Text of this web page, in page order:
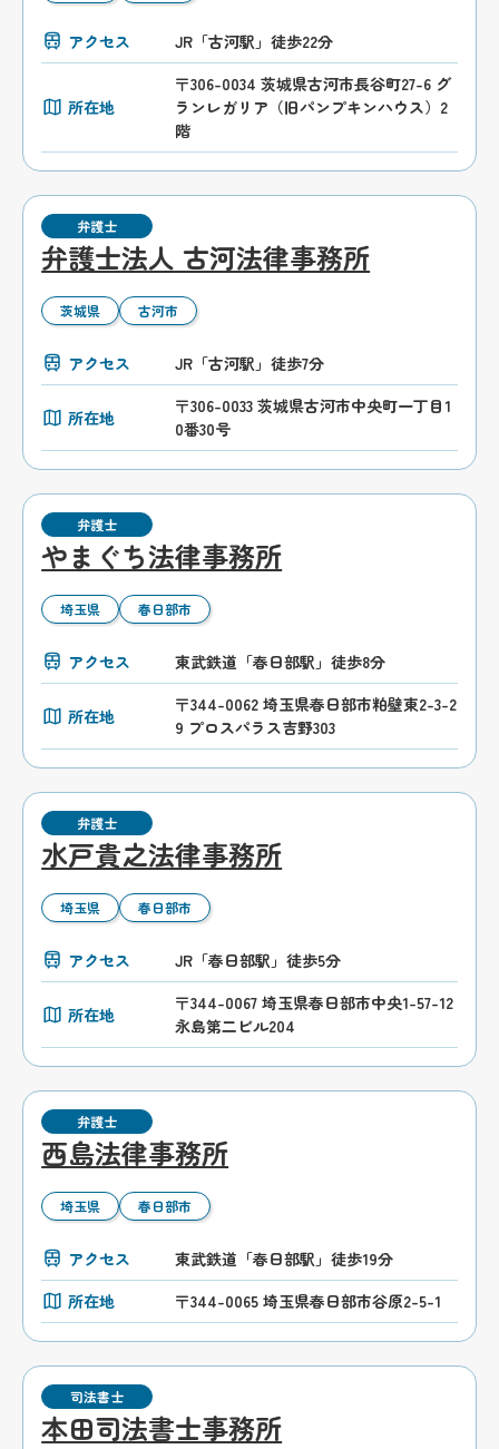
アクセス JR「古河駅」徒歩22分
所在地
〒306-0034 茨城県古河市長谷町27-6 グ
ランレガリア（旧パンプキンハウス）2
階
弁護士
弁護士法人 古河法律事務所
茨城県 古河市
アクセス JR「古河駅」徒歩7分
所在地
〒306-0033 茨城県古河市中央町一丁目1
0番30号
弁護士
やまぐち法律事務所
埼玉県 春日部市
アクセス 東武鉄道「春日部駅」徒歩8分
所在地
〒344-0062 埼玉県春日部市粕壁東2-3-2
9 プロスパラス吉野303
弁護士
水戸貴之法律事務所
埼玉県 春日部市
アクセス JR「春日部駅」徒歩5分
所在地
〒344-0067 埼玉県春日部市中央1-57-12
永島第二ビル204
弁護士
西島法律事務所
埼玉県 春日部市
アクセス
東武鉄道「春日部駅」徒歩19分
所在地
〒344-0065 埼玉県春日部市谷原2-5-1
司法書士
本田司法書士事務所